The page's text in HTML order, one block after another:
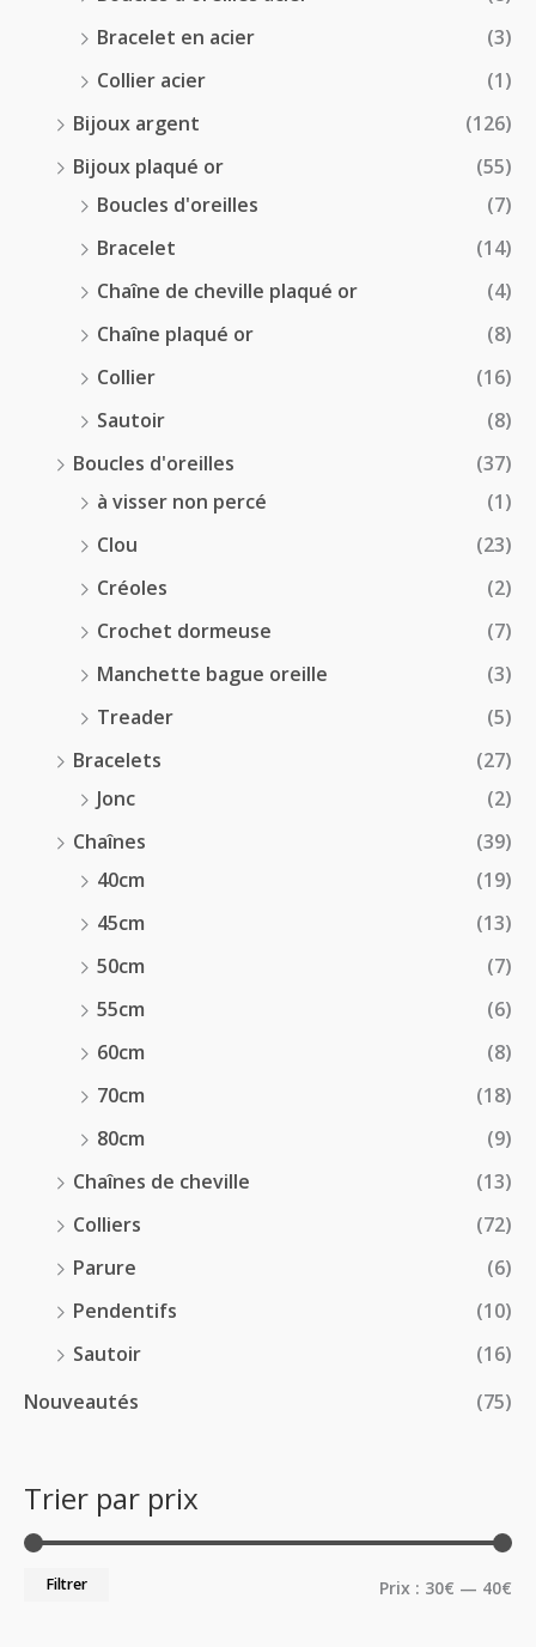
Bracelet en acier
(3)
Collier acier
(1)
Bijoux argent
(126)
Bijoux plaqué or
(55)
Boucles d'oreilles
(7)
Bracelet
(14)
Chaîne de cheville plaqué or
(4)
Chaîne plaqué or
(8)
Collier
(16)
Sautoir
(8)
Boucles d'oreilles
(37)
à visser non percé
(1)
Clou
(23)
Créoles
(2)
Crochet dormeuse
(7)
Manchette bague oreille
(3)
Treader
(5)
Bracelets
(27)
Jonc
(2)
Chaînes
(39)
40cm
(19)
45cm
(13)
50cm
(7)
55cm
(6)
60cm
(8)
70cm
(18)
80cm
(9)
Chaînes de cheville
(13)
Colliers
(72)
Parure
(6)
Pendentifs
(10)
Sautoir
(16)
Nouveautés
(75)
Trier par prix
Filtrer Prix : 30€ — 40€